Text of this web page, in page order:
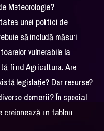
Meteorologie?
unei politici de
să includă măsuri
vulnerabile la
fiind Agricultura. Are
legislaţie? Dar resurse?
domenii? În special
creionează un tablou